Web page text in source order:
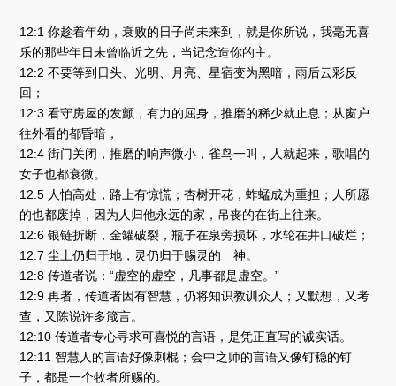
12:1 你趁着年幼，衰败的日子尚未来到，就是你所说，我毫无喜
乐的那些年日未曾临近之先，当记念造你的主。
12:2 不要等到日头、光明、月亮、星宿变为黑暗，雨后云彩反
回；
12:3 看守房屋的发颤，有力的屈身，推磨的稀少就止息；从窗户
往外看的都昏暗，
12:4 街门关闭，推磨的响声微小，雀鸟一叫，人就起来，歌唱的
女子也都衰微。
12:5 人怕高处，路上有惊慌；杏树开花，蚱蜢成为重担；人所愿
的也都废掉，因为人归他永远的家，吊丧的在街上往来。
12:6 银链折断，金罐破裂，瓶子在泉旁损坏，水轮在井口破烂；
12:7 尘土仍归于地，灵仍归于赐灵的 神。
12:8 传道者说：“虚空的虚空，凡事都是虚空。”
12:9 再者，传道者因有智慧，仍将知识教训众人；又默想，又考
查，又陈说许多箴言。
12:10 传道者专心寻求可喜悦的言语，是凭正直写的诚实话。
12:11 智慧人的言语好像刺棍；会中之师的言语又像钉稳的钉
子，都是一个牧者所赐的。